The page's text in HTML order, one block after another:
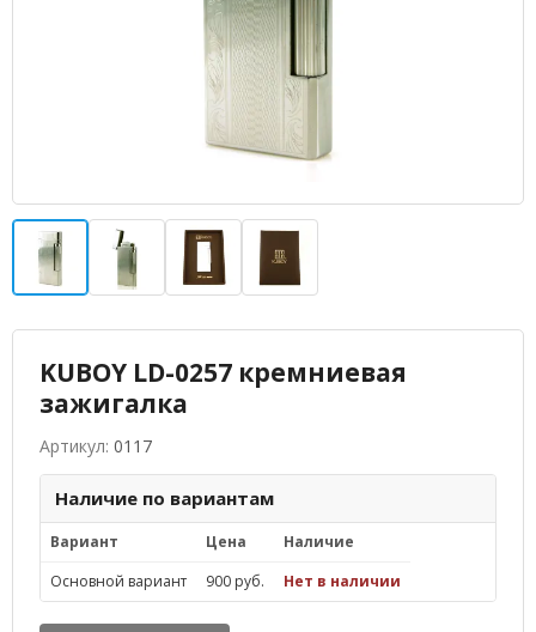
KUBOY LD-0257 кремниевая
зажигалка
Артикул: 0117
Наличие по вариантам
Вариант Цена
Наличие
Основной вариант
900 руб. Нет в наличии